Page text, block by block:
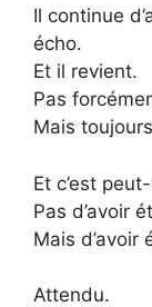
Il continue
écho.
Et il revient.
Pas
Mais
Et c’est
Pas d’avoir
Mais d’avoir
Attendu.